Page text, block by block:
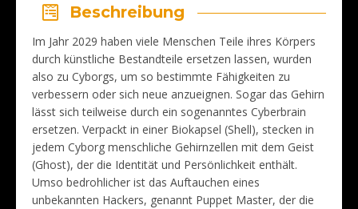
Beschreibung
Im Jahr 2029 haben viele Menschen Teile ihres Körpers
durch künstliche Bestandteile ersetzen lassen, wurden
also zu Cyborgs, um so bestimmte Fähigkeiten zu
verbessern oder sich neue anzueignen. Sogar das Gehirn
lässt sich teilweise durch ein sogenanntes Cyberbrain
ersetzen. Verpackt in einer Biokapsel (Shell), stecken in
jedem Cyborg menschliche Gehirnzellen mit dem Geist
(Ghost), der die Identität und Persönlichkeit enthält.
Umso bedrohlicher ist das Auftauchen eines
unbekannten Hackers, genannt Puppet Master, der die